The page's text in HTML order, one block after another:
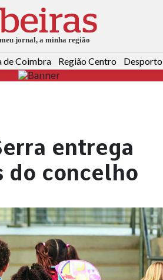
de Coimbra Região Centro Desporto
entrega
do concelho